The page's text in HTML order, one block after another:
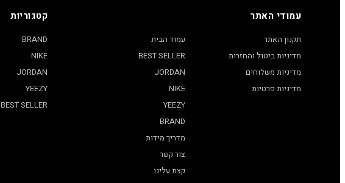
עמודי האתר
תקנון האתר
מדיניות ביטול והחזרות
מדיניות משלוחים
מדיניות פרטיות
עמוד הבית
BEST SELLER
JORDAN
NIKE
YEEZY
BRAND
מדריך מידות
צור קשר
קצת עלינו
קטגוריות
BRAND
NIKE
JORDAN
YEEZY
BEST SELLER